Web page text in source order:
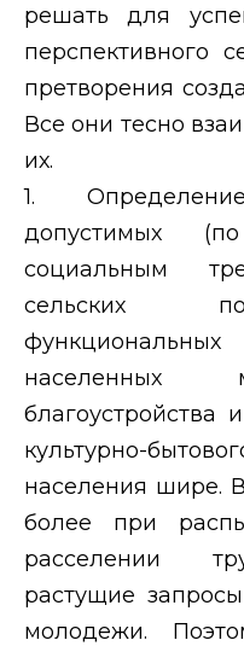
решать для
перспективного
претворения
Все они тесно
их.
1.
допустимых
социальным
сельских
населенных
благоустройства
культурно-
населения шире.
более при
расселении
растущие
молодежи.